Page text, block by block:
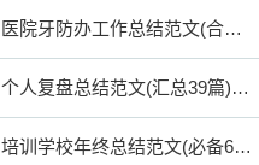
医院牙防办工作总结范文(合…
个人复盘总结范文(汇总39篇)…
培训学校年终总结范文(必备6…